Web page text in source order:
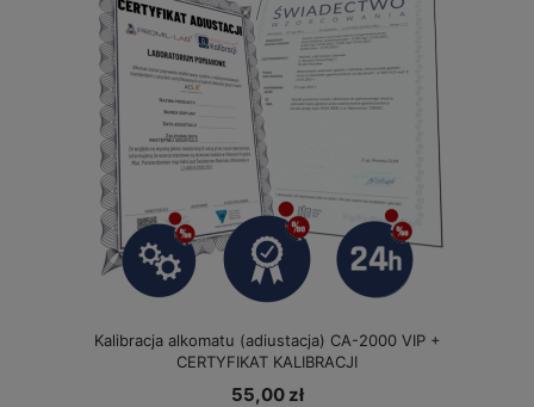
Kalibracja alkomatu (adiustacja) CA-2000 VIP +
CERTYFIKAT KALIBRACJI
55,00 zł